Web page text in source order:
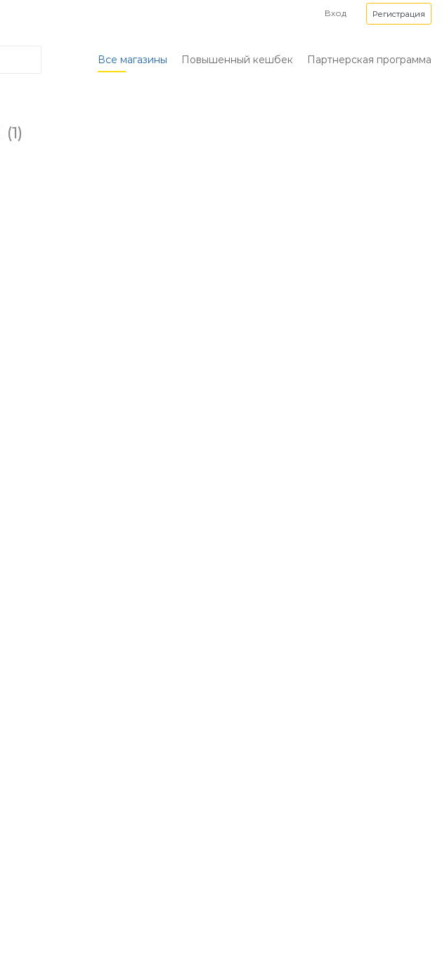
Вход Регистрация
Все магазины Повышенный кешбек Партнерская программа
(1)